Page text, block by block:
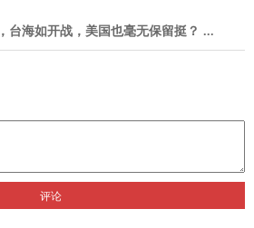
台海如开战，美国也毫无保留挺？ ...
评论